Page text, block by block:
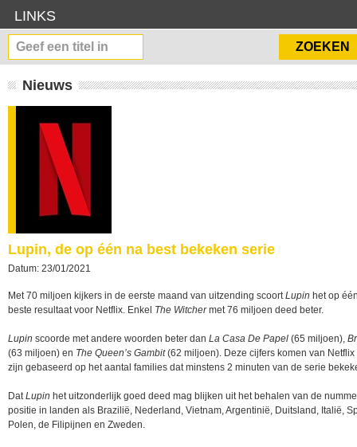
LINKS
Nieuws
Lupin, de op één na best bekeken serie
Datum: 23/01/2021
Met 70 miljoen kijkers in de eerste maand van uitzending scoortLupin het op
beste resultaat voor Netflix. Enkel The Witchermet 76 miljoen deed beter.
Lupin scoorde met andere woorden beter dan La Casa De Papel (65 miljoen),
(63 miljoen) en The Queen’s Gambit(62 miljoen). Deze cijfers komen van Netflix
zijn gebaseerd op het aantal families dat minstens 2 minuten van de serie
DatLupin het uitzonderlijk goed deed mag blijken uit het behalen van de
positie in landen als Brazilië, Nederland, Vietnam, Argentinië, Duitsland, Italië,
Polen, de Filipijnen en Zweden.